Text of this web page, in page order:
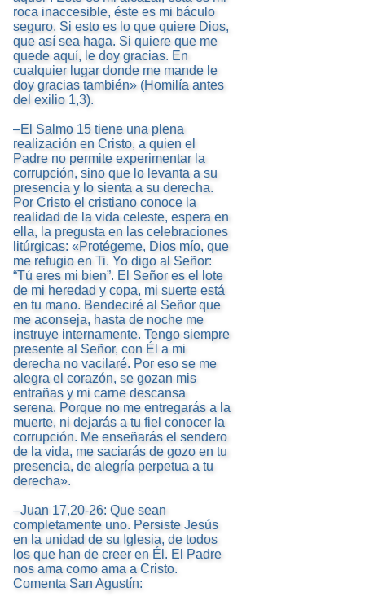
roca inaccesible, éste es mi báculo
seguro. Si esto es lo que quiere Dios,
que así sea haga. Si quiere que me
quede aquí, le doy gracias. En
cualquier lugar donde me mande le
doy gracias también» (Homilía antes
del exilio 1,3).
–El Salmo 15 tiene una plena
realización en Cristo, a quien el
Padre no permite experimentar la
corrupción, sino que lo levanta a su
presencia y lo sienta a su derecha.
Por Cristo el cristiano conoce la
realidad de la vida celeste, espera en
ella, la pregusta en las celebraciones
litúrgicas: «Protégeme, Dios mío, que
me refugio en Ti. Yo digo al Señor:
“Tú eres mi bien”. El Señor es el lote
de mi heredad y copa, mi suerte está
en tu mano. Bendeciré al Señor que
me aconseja, hasta de noche me
instruye internamente. Tengo siempre
presente al Señor, con Él a mi
derecha no vacilaré. Por eso se me
alegra el corazón, se gozan mis
entrañas y mi carne descansa
serena. Porque no me entregarás a la
muerte, ni dejarás a tu fiel conocer la
corrupción. Me enseñarás el sendero
de la vida, me saciarás de gozo en tu
presencia, de alegría perpetua a tu
derecha».
–Juan 17,20-26: Que sean
completamente uno. Persiste Jesús
en la unidad de su Iglesia, de todos
los que han de creer en Él. El Padre
nos ama como ama a Cristo.
Comenta San Agustín: